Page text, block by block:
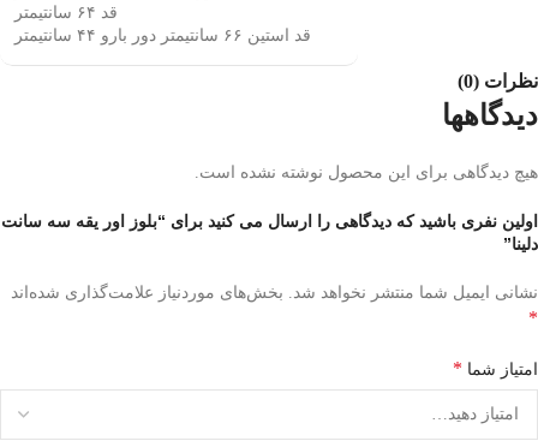
قد ۶۴ سانتیمتر
قد استین ۶۶ سانتیمتر دور بارو ۴۴ سانتیمتر
نظرات (0)
دیدگاهها
هیچ دیدگاهی برای این محصول نوشته نشده است.
اولین نفری باشید که دیدگاهی را ارسال می کنید برای “بلوز اور یقه سه سانت
دلینا”
نشانی ایمیل شما منتشر نخواهد شد. بخش‌های موردنیاز علامت‌گذاری شده‌اند
*
امتیاز شما *